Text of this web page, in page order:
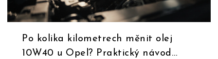
Po kolika kilometrech měnit olej
10W40 u Opel? Praktický návod